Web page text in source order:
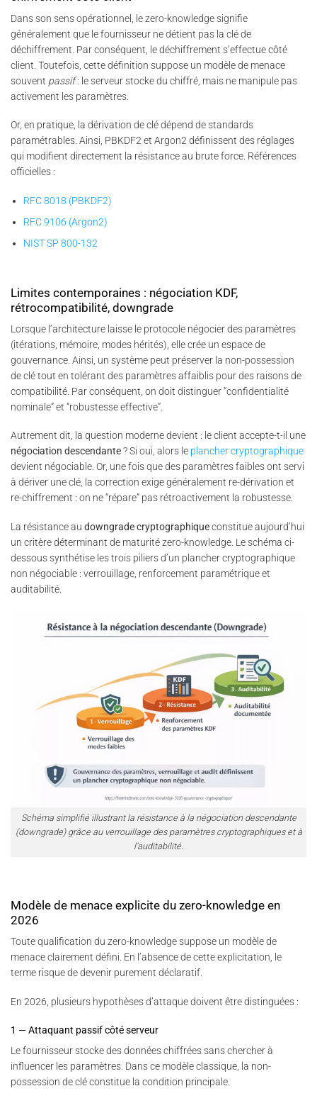
Dans son sens opérationnel, le zero-knowledge signifie
généralement que le fournisseur ne détient pas la clé de
déchiffrement. Par conséquent, le déchiffrement s’effectue côté
client. Toutefois, cette définition suppose un modèle de menace
souvent passif: le serveur stocke du chiffré, mais ne manipule pas
activement les paramètres.
Or, en pratique, la dérivation de clé dépend de standards
paramétrables. Ainsi, PBKDF2 et Argon2 définissent des réglages
qui modifient directement la résistance au brute force. Références
officielles :
RFC 8018 (PBKDF2)
RFC 9106 (Argon2)
NIST SP 800-132
Limites contemporaines : négociation KDF,
rétrocompatibilité, downgrade
Lorsque l’architecture laisse le protocole négocier des paramètres
(itérations, mémoire, modes hérités), elle crée un espace de
gouvernance. Ainsi, un système peut préserver la non-possession
de clé tout en tolérant des paramètres affaiblis pour des raisons de
compatibilité. Par conséquent, on doit distinguer “confidentialité
nominale” et “robustesse effective”.
Autrement dit, la question moderne devient : le client accepte-t-il une
négociation descendante? Si oui, alors le plancher cryptographique
devient négociable. Or, une fois que des paramètres faibles ont servi
à dériver une clé, la correction exige généralement re-dérivation et
re-chiffrement : on ne “répare” pas rétroactivement la robustesse.
La résistance au downgrade cryptographiqueconstitue aujourd’hui
un critère déterminant de maturité zero-knowledge. Le schéma ci-
dessous synthétise les trois piliers d’un plancher cryptographique
non négociable : verrouillage, renforcement paramétrique et
auditabilité.
Schéma simplifié illustrant la résistance à la négociation descendante
(downgrade) grâce au verrouillage des paramètres cryptographiques et à
l’auditabilité.
Modèle de menace explicite du zero-knowledge en
2026
Toute qualification du zero-knowledge suppose un modèle de
menace clairement défini. En l’absence de cette explicitation, le
terme risque de devenir purement déclaratif.
En 2026, plusieurs hypothèses d’attaque doivent être distinguées :
1 — Attaquant passif côté serveur
Le fournisseur stocke des données chiffrées sans chercher à
influencer les paramètres. Dans ce modèle classique, la non-
possession de clé constitue la condition principale.